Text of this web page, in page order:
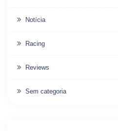
Notícia
Racing
Reviews
Sem categoria